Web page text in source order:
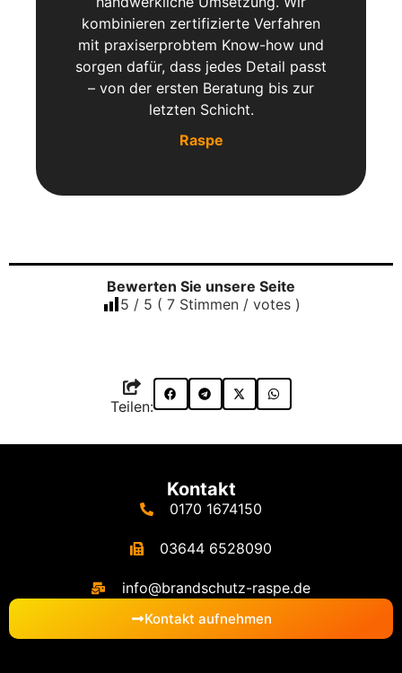
kombinieren zertifizierte Verfahren
mit praxiserprobtem Know-how und
sorgen dafür, dass jedes Detail passt
– von der ersten Beratung bis zur
letzten Schicht.
Raspe
Bewerten Sie unsere Seite
5 / 5 ( 7Stimmen / votes )
Teilen:
Kontakt
0170 1674150
03644 6528090
info@brandschutz-raspe.de
Kontakt aufnehmen